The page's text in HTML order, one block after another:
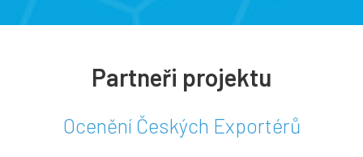
Partneři projektu
Ocenění Českých Exportérů